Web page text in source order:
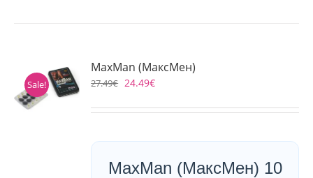
Sale!
MaxMan (МаксМен)
27.49€ 24.49€
MaxMan (МаксМен) 10